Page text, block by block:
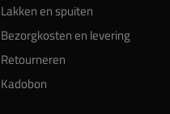
Lakken en spuiten
Bezorgkosten en levering
Retourneren
Kadobon